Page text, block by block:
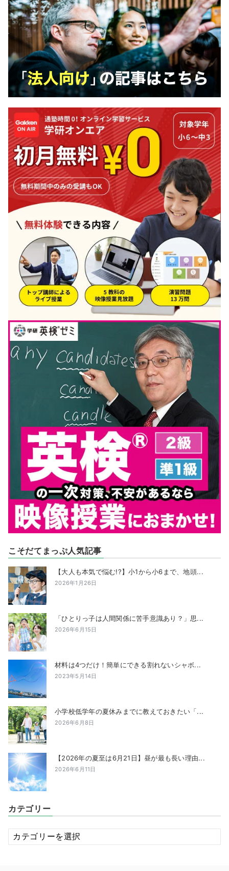
こそだてまっぷ人気記事
【大人も本気で悩む!?】小1から小6まで、地頭...
2026年1月26日
「ひとりっ子は人間関係に苦手意識あり？」思...
2026年6月15日
材料は4つだけ！簡単にできる割れないシャボ...
2023年5月14日
小学校低学年の夏休みまでに教えておきたい「...
2026年6月8日
【2026年の夏至は6月21日】昼が最も長い理由...
2026年6月11日
カテゴリー
カ
テ